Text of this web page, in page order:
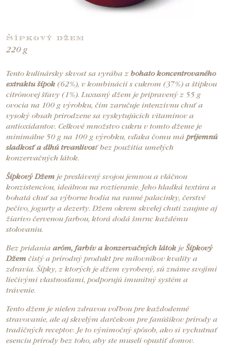
Šípkový džem
220 g
Tento kulinársky skvost sa vyrába z bohato koncentrovaného
extraktu šípok (62%), v kombinácii s cukrom (37%) a štipkou
citrónovej šťavy (1%). Luxusný džem je pripravený z 55 g
ovocia na 100 g výrobku, čím zaručuje intenzívnu chuť a
vysoký obsah prirodzene sa vyskytujúcich vitamínov a
antioxidantov. Celkové množstvo cukru v tomto džeme je
minimálne 50 g na 100 g výrobku, vďaka čomu má príjemnú
sladkosť a dlhú trvanlivosť bez použitia umelých
konzervačných látok.
Šípkový Džem je preslávený svojou jemnou a vláčnou
konzistenciou, ideálnou na roztieranie. Jeho hladká textúra a
bohatá chuť sa výborne hodia na ranné palacinky, čerstvé
pečivo, jogurty a dezerty. Džem okrem skvelej chuti zaujme aj
žiarivo červenou farbou, ktorá dodá šmrnc každému
stolovaniu.
Bez pridania aróm, farbív a konzervačných látok je Šípkový
Džem čistý a prírodný produkt pre milovníkov kvality a
zdravia. Šípky, z ktorých je džem vyrobený, sú známe svojimi
liečivými vlastnosťami, podporujú imunitný systém a
trávenie.
Tento džem je nielen zdravou voľbou pre každodenné
stravovanie, ale aj skvelým darčekom pre fanúšikov prírody a
tradičných receptov. Je to výnimočný spôsob, ako si vychutnať
esenciu prírody bez toho, aby ste museli opustiť domov.